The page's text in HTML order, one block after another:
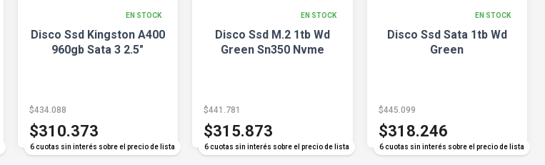
EN STOCK
Disco Ssd Kingston A400
960gb Sata 3 2.5"
6 cuotas sin interés sobre el precio de lista
$434.088
$310.373
EN STOCK
Disco Ssd M.2 1tb Wd
Green Sn350 Nvme
6 cuotas sin interés sobre el precio de lista
$441.781
$315.873
EN STOCK
Disco Ssd Sata 1tb Wd
Green
6 cuotas sin interés sobre el precio de lista
$445.099
$318.246